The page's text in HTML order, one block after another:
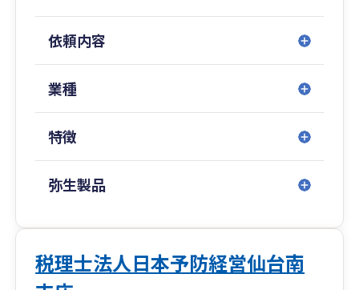
伊藤功明（いとうよしあき） 1989年生まれ 宮
城県仙台市出身
新卒で税理士事務所に入所後、現在に至るまで10
私も、少人数で仕事をしている小規模事業者で
す。
けますと幸いです。
依頼内容
業種
特徴
弥生製品
税理士法人日本予防経営仙台南